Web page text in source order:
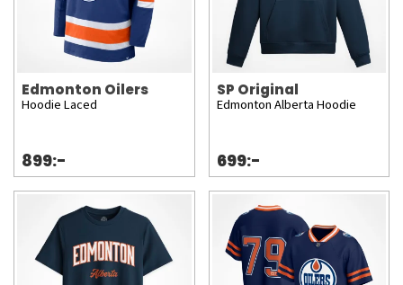
Edmonton Oilers
Hoodie Laced
899:-
SP Original
Edmonton Alberta Hoodie
699:-